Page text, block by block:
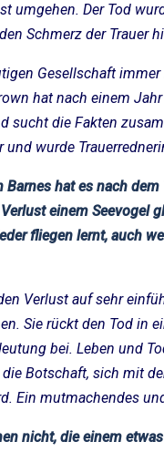
umgehen. Der Tod
Schmerz der Trauer
Gesellschaft
hat nach einem
sucht die Fakten
wurde
hat es nach
einem Seevogel
fliegen lernt, auch
Verlust auf sehr
Sie rückt den Tod in
bei. Leben und
Botschaft, sich mit
Ein mutmachendes
nicht, die einem